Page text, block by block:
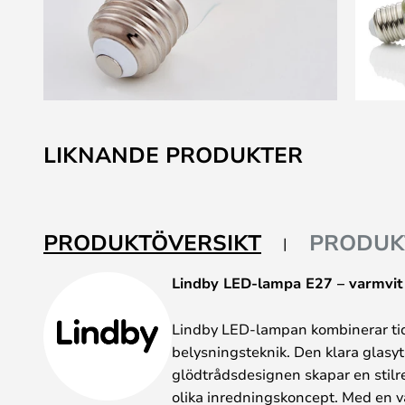
till
början
LIKNANDE PRODUKTER
PRODUKTÖVERSIKT
Lindby LED-lampa E27 –
Lindby LED-lampan kombinerar
belysningsteknik. Den klara
glödtrådsdesignen skapar en
olika inredningskoncept. Med en